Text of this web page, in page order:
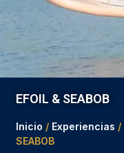
EFOIL & SEABOB
Inicio / Experiencias /
SEABOB